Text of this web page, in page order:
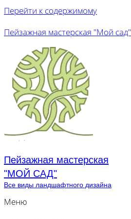
Перейти к содержимому
Пейзажная мастерская "Мой сад"
Пейзажная мастерская
"МОЙ САД"
Все виды ландшафтного дизайна
Меню